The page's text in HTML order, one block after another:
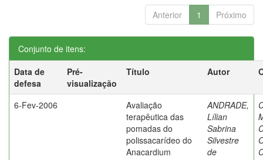
Anterior 1 Próximo
Conjunto de itens:
Data de
defesa
Pré-
visualização
Título Autor
6-Fev-2006
Avaliação
terapêutica das
pomadas do
polissacarídeo do
Anacardium
ANDRADE,
Lílian
Sabrina
Silvestre
de